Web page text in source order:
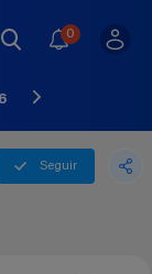
0
Seguir